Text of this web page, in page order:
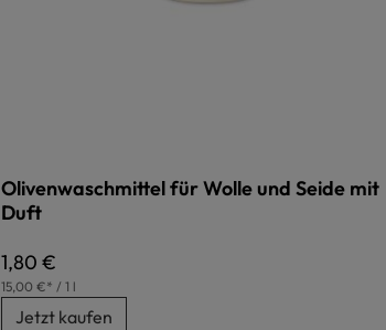
Olivenwaschmittel für Wolle und Seide mit
Duft
Regulärer Preis:
1,80 €
15,00 €* / 1 l
Jetzt kaufen